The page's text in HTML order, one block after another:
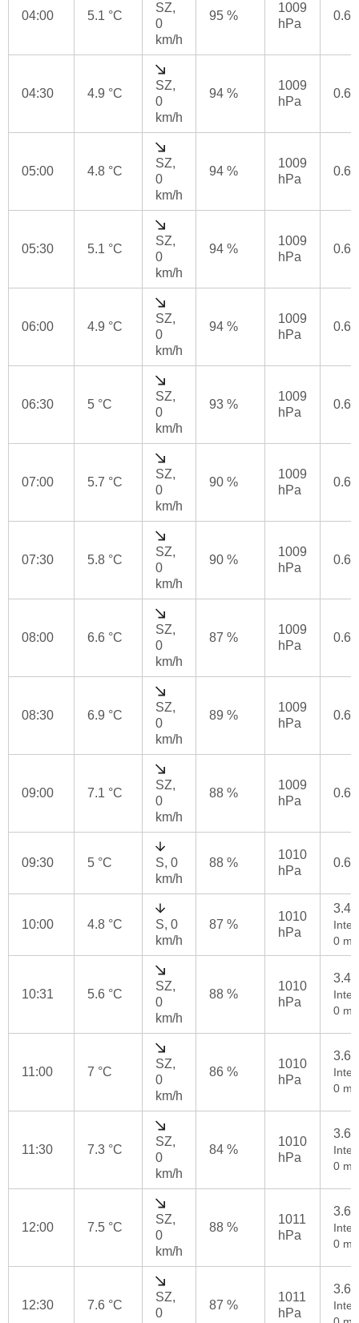
04:00 5.1 °C
SZ,
0
km/h
95 %
1009
hPa
0.6
04:30 4.9 °C
SZ,
0
km/h
94 %
1009
hPa
0.6
05:00 4.8 °C
SZ,
0
km/h
94 %
1009
hPa
0.6
05:30 5.1 °C
SZ,
0
km/h
94 %
1009
hPa
0.6
06:00 4.9 °C
SZ,
0
km/h
94 %
1009
hPa
0.6
06:30 5 °C
SZ,
0
km/h
93 %
1009
hPa
0.6
07:00 5.7 °C
SZ,
0
km/h
90 %
1009
hPa
0.6
07:30 5.8 °C
SZ,
0
km/h
90 %
1009
hPa
0.6
08:00 6.6 °C
SZ,
0
km/h
87 %
1009
hPa
0.6
08:30 6.9 °C
SZ,
0
km/h
89 %
1009
hPa
0.6
09:00 7.1 °C
SZ,
0
km/h
88 %
1009
hPa
0.6
09:30 5 °C
S, 0
km/h
88 %
1010
hPa
0.6
10:00 4.8 °C
S, 0
km/h
87 %
1010
hPa
3.4
0
10:31 5.6 °C
SZ,
0
km/h
88 %
1010
hPa
3.4
0
11:00 7 °C
SZ,
0
km/h
86 %
1010
hPa
3.6
0
11:30 7.3 °C
SZ,
0
km/h
84 %
1010
hPa
3.6
0
12:00 7.5 °C
SZ,
0
km/h
88 %
1011
hPa
3.6
0
12:30 7.6 °C
SZ,
0
87 %
1011
hPa
3.6